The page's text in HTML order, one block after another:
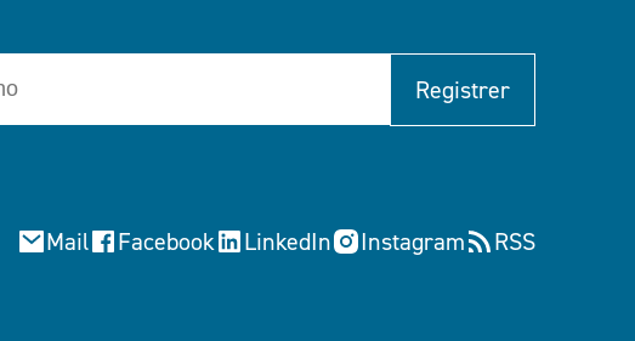
Registrer
Mail Facebook LinkedIn Instagram RSS